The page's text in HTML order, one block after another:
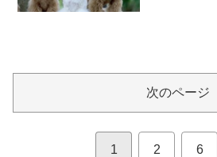
次のページ
1 2 6